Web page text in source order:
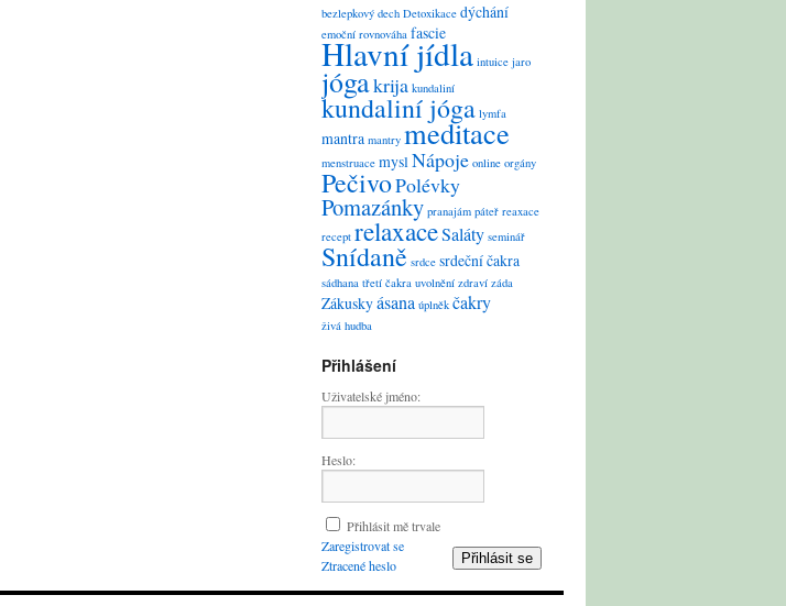
bezlepkový dech Detoxikace dýchání
emoční rovnováha fascie
Hlavní jídla intuice jaro
jógakrija kundaliní
kundaliní jóga lymfa
mantra mantry meditace
menstruace myslNápoje online orgány
PečivoPolévky
Pomazánky pranajám páteř reaxace
recept relaxaceSaláty seminář
Snídaně srdce srdeční čakra
sádhana třetí čakra uvolnění zdraví záda
Zákuskyásana úplněk čakry
živá hudba
Přihlášení
Uživatelské jméno:
Heslo:
Přihlásit mě trvale
Přihlásit se
Zaregistrovat se
Ztracené heslo